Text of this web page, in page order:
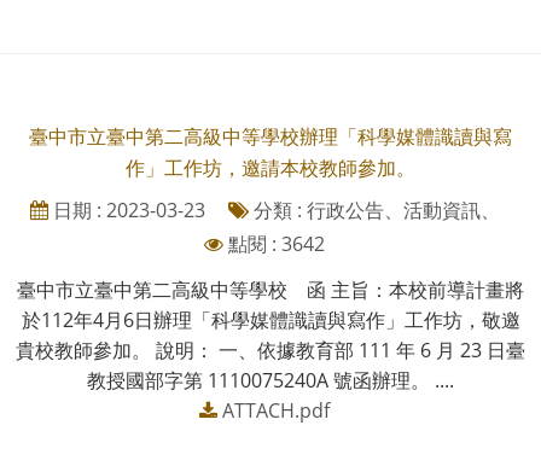
臺中市立臺中第二高級中等學校辦理「科學媒體識讀與寫
作」工作坊，邀請本校教師參加。
日期 : 2023-03-23
分類 : 行政公告、活動資訊、
點閱 : 3642
臺中市立臺中第二高級中等學校 函 主旨：本校前導計畫將
於112年4月6日辦理「科學媒體識讀與寫作」工作坊，敬邀
貴校教師參加。 說明： 一、依據教育部 111 年 6 月 23 日臺
教授國部字第 1110075240A 號函辦理。 ....
ATTACH.pdf